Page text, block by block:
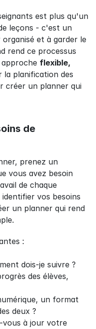
est plus qu'un
leçons - c'est un
et à garder le
rend ce processus
flexible,
la planification des
créer un planner qui
de
prenez un
vous avez besoin
de chaque
vos besoins
un planner qui rend
:
dois-je suivre ?
des élèves,
un format
deux ?
vous à jour votre